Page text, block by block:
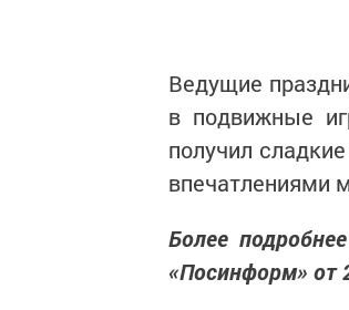
Ведущие
в подвижные
получил
впечатлениями
Более
«Посинформ» от